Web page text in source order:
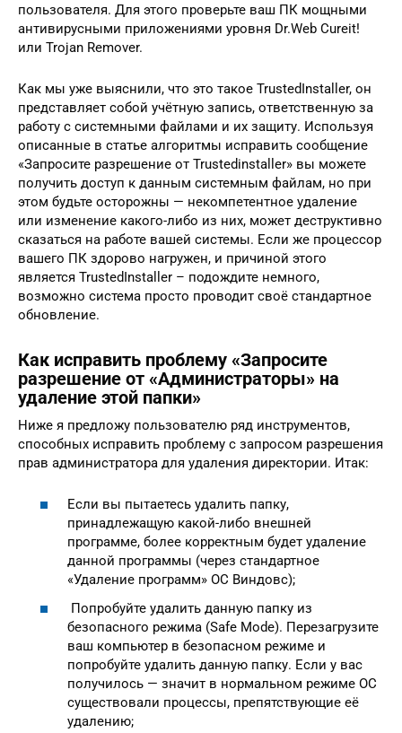
пользователя. Для этого проверьте ваш ПК мощными
антивирусными приложениями уровня Dr.Web Cureit!
или Trojan Remover.
Как мы уже выяснили, что это такое TrustedInstaller, он
представляет собой учётную запись, ответственную за
работу с системными файлами и их защиту. Используя
описанные в статье алгоритмы исправить сообщение
«Запросите разрешение от Trustedinstaller» вы можете
получить доступ к данным системным файлам, но при
этом будьте осторожны — некомпетентное удаление
или изменение какого-либо из них, может деструктивно
сказаться на работе вашей системы. Если же процессор
вашего ПК здорово нагружен, и причиной этого
является TrustedInstaller – подождите немного,
возможно система просто проводит своё стандартное
обновление.
Как исправить проблему «Запросите
разрешение от «Администраторы» на
удаление этой папки»
Ниже я предложу пользователю ряд инструментов,
способных исправить проблему с запросом разрешения
прав администратора для удаления директории. Итак:
Если вы пытаетесь удалить папку,
принадлежащую какой-либо внешней
программе, более корректным будет удаление
данной программы (через стандартное
«Удаление программ» ОС Виндовс);
Попробуйте удалить данную папку из
безопасного режима (Safe Mode). Перезагрузите
ваш компьютер в безопасном режиме и
попробуйте удалить данную папку. Если у вас
получилось — значит в нормальном режиме ОС
существовали процессы, препятствующие её
удалению;